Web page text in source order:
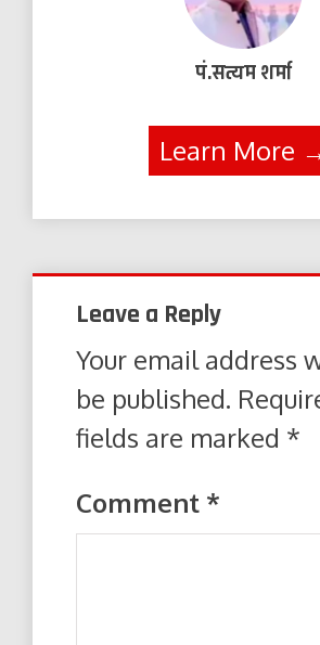
पं.सत्यम शर्मा
Learn More
Leave a Reply
Your email address
be published.
fields are marked *
Comment *